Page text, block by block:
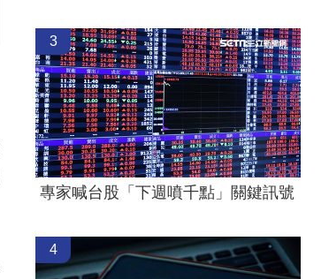
3
專家喊台股「下週噴千點」關鍵訊號
4